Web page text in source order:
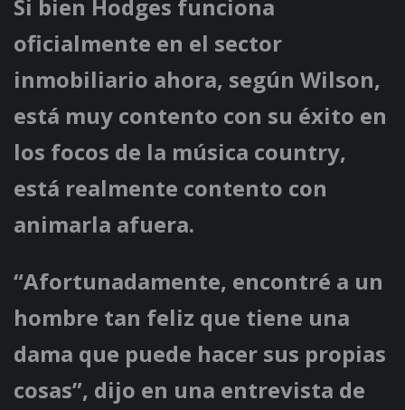
Si bien Hodges funciona
oficialmente en el sector
inmobiliario ahora, según Wilson,
está muy contento con su éxito en
los focos de la música country,
está realmente contento con
animarla afuera.
“Afortunadamente, encontré a un
hombre tan feliz que tiene una
dama que puede hacer sus propias
cosas”, dijo en una entrevista de